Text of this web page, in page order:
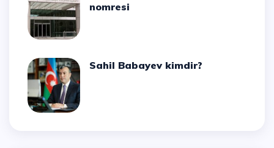
nomresi
Sahil Babayev kimdir?